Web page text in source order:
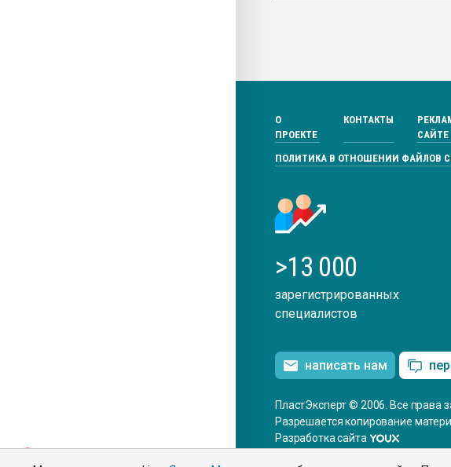
О
ПРОЕКТЕ
КОНТАКТЫ
САЙТЕ
ПОЛИТИКА В ОТНОШЕНИИ ФАЙЛОВ
>13 000
зарегистрированных
специалистов
написать нам
ПластЭксперт © 2006. Все права
Разрешается копирование
Разработка сайта